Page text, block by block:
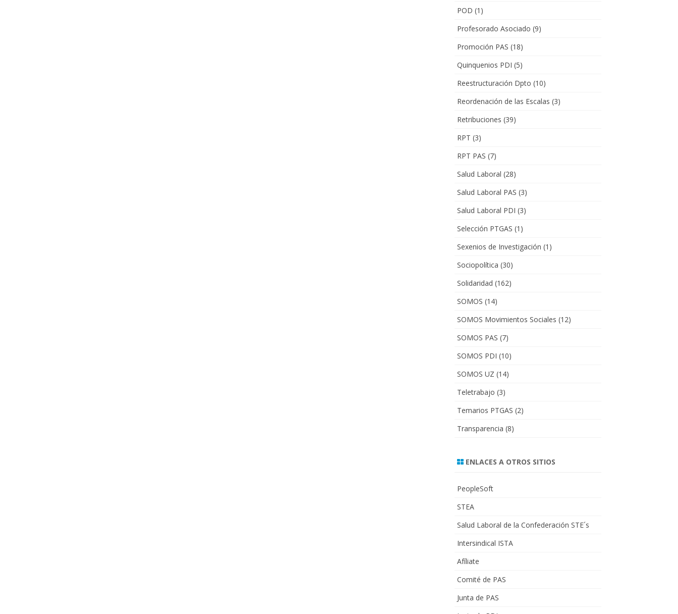
POD (1)
Profesorado Asociado (9)
Promoción PAS (18)
Quinquenios PDI (5)
Reestructuración Dpto (10)
Reordenación de las Escalas (3)
Retribuciones (39)
RPT (3)
RPT PAS (7)
Salud Laboral (28)
Salud Laboral PAS (3)
Salud Laboral PDI (3)
Selección PTGAS (1)
Sexenios de Investigación (1)
Sociopolítica (30)
Solidaridad (162)
SOMOS (14)
SOMOS Movimientos Sociales (12)
SOMOS PAS (7)
SOMOS PDI (10)
SOMOS UZ (14)
Teletrabajo (3)
Temarios PTGAS (2)
Transparencia (8)
ENLACES A OTROS SITIOS
PeopleSoft
STEA
Salud Laboral de la Confederación STE´s
Intersindical ISTA
Afíliate
Comité de PAS
Junta de PAS